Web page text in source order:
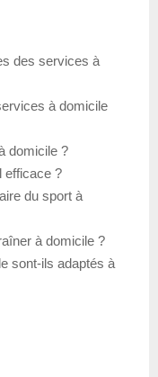
des services à
à domicile
domicile ?
efficace ?
du sport à
à domicile ?
sont-ils adaptés à